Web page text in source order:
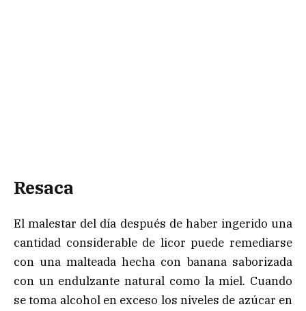
Resaca
El malestar del día después de haber ingerido una
cantidad considerable de licor puede remediarse
con una malteada hecha con banana saborizada
con un endulzante natural como la miel. Cuando
se toma alcohol en exceso los niveles de azúcar en